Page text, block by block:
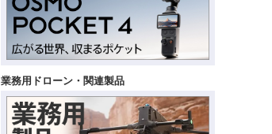
業務用ドローン・関連製品